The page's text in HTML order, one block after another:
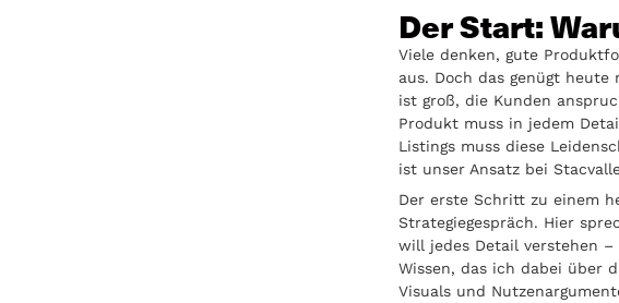
Der Start:
Viele denken, gute
aus. Doch das genügt
ist groß, die Kunden
Produkt muss in jedem
Listings muss diese
ist unser Ansatz bei
Der erste Schritt zu einem
Strategiegespräch. Hier
will jedes Detail verstehen
Wissen, das ich dabei über
Visuals und